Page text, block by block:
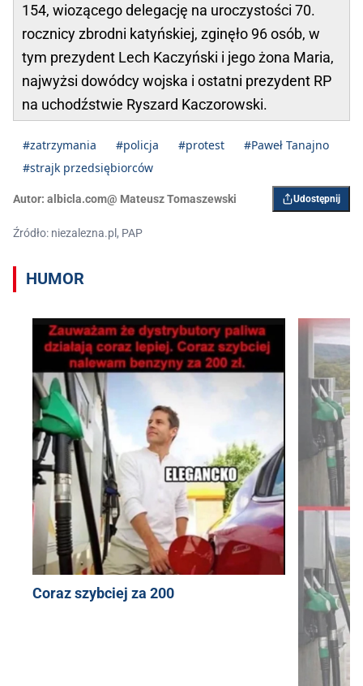
154, wiozącego delegację na uroczystości 70.
rocznicy zbrodni katyńskiej, zginęło 96 osób, w
tym prezydent Lech Kaczyński i jego żona Maria,
najwyżsi dowódcy wojska i ostatni prezydent RP
na uchodźstwie Ryszard Kaczorowski.
#zatrzymania #policja #protest
#Paweł Tanajno
#strajk przedsiębiorców
Autor: albicla.com@ Mateusz Tomaszewski Udostępnij
Źródło: niezalezna.pl, PAP
HUMOR
Coraz szybciej za 200